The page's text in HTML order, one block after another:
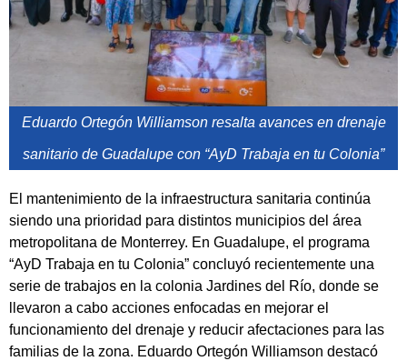
Eduardo Ortegón Williamson resalta avances en drenaje
sanitario de Guadalupe con “AyD Trabaja en tu Colonia”
El mantenimiento de la infraestructura sanitaria continúa
siendo una prioridad para distintos municipios del área
metropolitana de Monterrey. En Guadalupe, el programa
“AyD Trabaja en tu Colonia” concluyó recientemente una
serie de trabajos en la colonia Jardines del Río, donde se
llevaron a cabo acciones enfocadas en mejorar el
funcionamiento del drenaje y reducir afectaciones para las
familias de la zona. Eduardo Ortegón Williamson destacó